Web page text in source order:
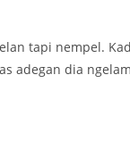
tapi nempel.
adegan dia